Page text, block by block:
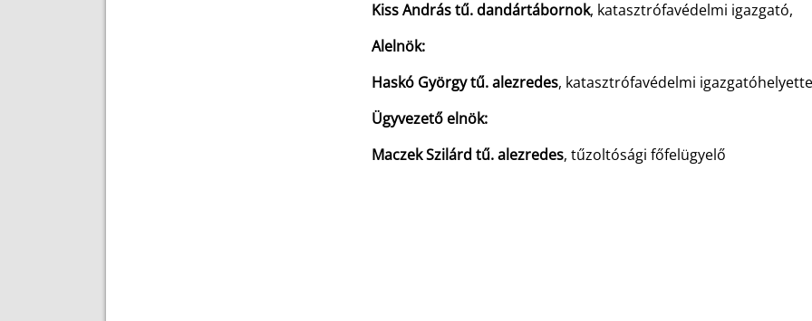
Kiss András tű. dandártábornok, katasztrófavédelmi igazgató,
Alelnök:
Haskó György tű. alezredes, katasztrófavédelmi
Ügyvezető elnök:
Maczek Szilárd tű. alezredes, tűzoltósági főfelügyelő